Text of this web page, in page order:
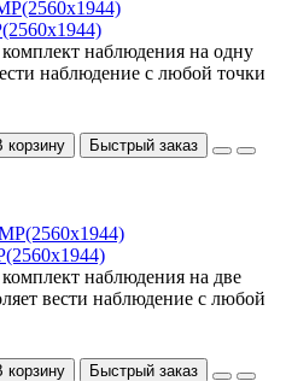
наблюдения на одну
наблюдение с любой точки
корзину Быстрый заказ
наблюдения на две
вести наблюдение с любой
корзину Быстрый заказ